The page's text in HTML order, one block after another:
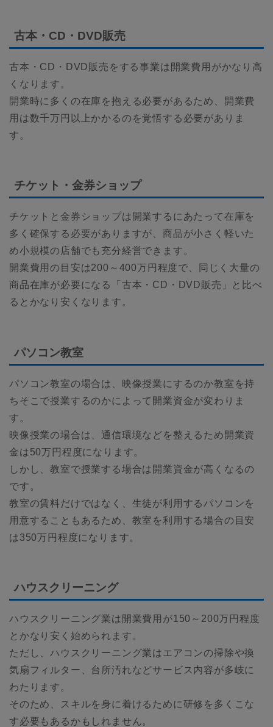
古本・CD・DVD販売
古本・CD・DVD販売をする事業は開業費用がかなり高
くなります。
開業時に多くの在庫を抱える必要があるため、開業費
用は数千万円以上かかるのを覚悟する必要がありま
す。
チケット・金券ショップ
チケットと金券ショップは開業するにあたって在庫を
多く確保する必要がありますが、商品が小さく軽いた
め小規模の店舗でも充分経営できます。
開業費用の目安は200～400万円程度で、同じく大量の
商品在庫が必要になる「古本・CD・DVD販売」と比べ
るとかなり安くなります。
パソコン教室
パソコン教室の場合は、映像授業にするのか教室を持
ちそこで授業するのかによって開業資金が変わりま
す。
映像授業の場合は、通信環境などを整えるため開業資
金は50万円程度になります。
しかし、教室で授業する場合は開業資金が高くなるの
です。
教室の賃料だけではなく、生徒が利用するパソコンを
用意することもあるため、教室を利用する場合の目安
は350万円程度になります。
ハウスクリーニング
ハウスクリーニング業は開業費用が150～200万円程度
とかなり安く始められます。
ただし、ハウスクリーニング業はエアコンの掃除や換
気扇フィルター、台所汚れなどサービス内容が多岐に
わたります。
そのため、スキルを身に着けるために研修を多くこな
す必要もあるかもしれません。